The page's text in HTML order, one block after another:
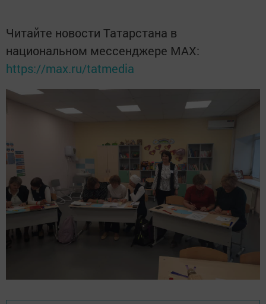
Читайте новости Татарстана в
национальном мессенджере MАХ:
https://max.ru/tatmedia